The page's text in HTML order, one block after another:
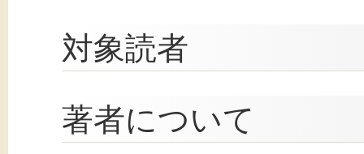
対象読者
著者について